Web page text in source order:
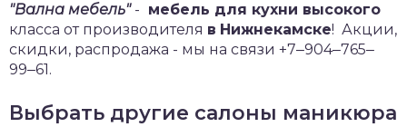
"Вална мебель"- мебель для кухни высокого
класса от производителя в Нижнекамске! Акции,
скидки, распродажа - мы на связи +7‒904‒765‒
99‒61.
Выбрать другие салоны маникюра